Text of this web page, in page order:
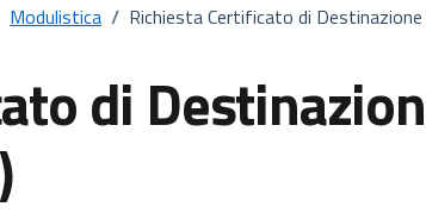
Modulistica / Richiesta Certificato di Destinazione
di